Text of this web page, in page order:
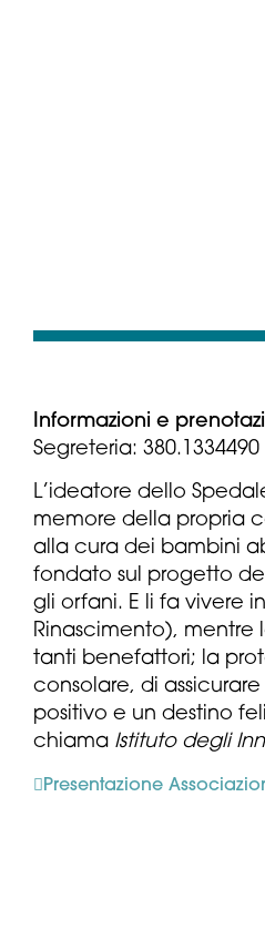
Informazioni e
Segreteria: 380.1334490
L’ideatore dello
memore della propria
alla cura dei bambini
fondato sul progetto
gli orfani. E li fa vivere
Rinascimento), mentre
tanti benefattori; la
consolare, di
positivo e un destino
chiama Istituto degli
Presentazione